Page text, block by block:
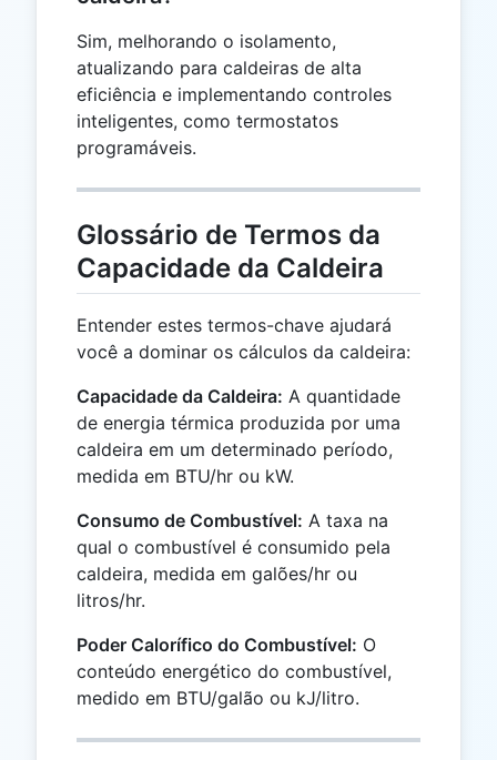
Sim, melhorando o isolamento,
atualizando para caldeiras de alta
eficiência e implementando controles
inteligentes, como termostatos
programáveis.
Glossário de Termos da
Capacidade da Caldeira
Entender estes termos-chave ajudará
você a dominar os cálculos da caldeira:
Capacidade da Caldeira: A quantidade
de energia térmica produzida por uma
caldeira em um determinado período,
medida em BTU/hr ou kW.
Consumo de Combustível: A taxa na
qual o combustível é consumido pela
caldeira, medida em galões/hr ou
litros/hr.
Poder Calorífico do Combustível: O
conteúdo energético do combustível,
medido em BTU/galão ou kJ/litro.